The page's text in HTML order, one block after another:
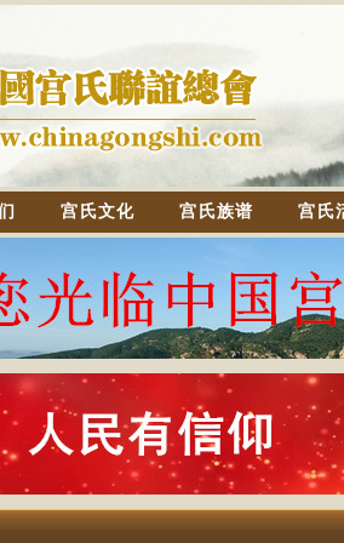
宫氏文化 宫氏族谱 宫氏